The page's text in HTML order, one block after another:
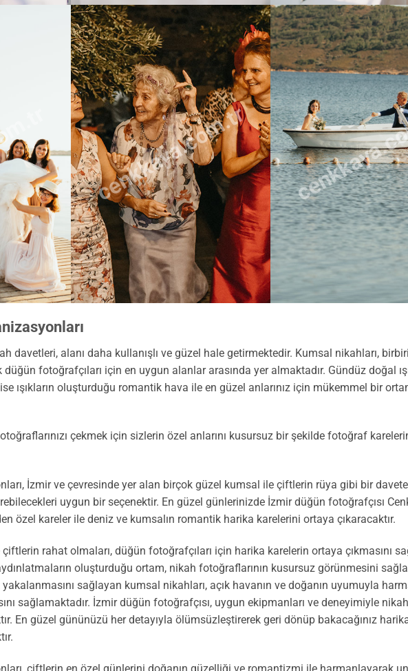
cenkkaya.com.tr
davetleri, alanı daha kullanışlı ve güzel hale getirmektedir. Kumsal nikahları,
fotoğrafçıları için en uygun alanlar arasında yer almaktadır. Gündüz doğal
ışıkların oluşturduğu romantik hava ile en güzel anlarınız için mükemmel bir
çekmek için sizlerin özel anlarını kusursuz bir şekilde fotoğraf
İzmir ve çevresinde yer alan birçok güzel kumsal ile çiftlerin rüya gibi bir
uygun bir seçenektir. En güzel günlerinizde İzmir düğün fotoğrafçısı
özel kareler ile deniz ve kumsalın romantik harika karelerini ortaya çıkaracaktır.
rahat olmaları, düğün fotoğrafçıları için harika karelerin ortaya çıkmasını
oluşturduğu ortam, nikah fotoğraflarının kusursuz görünmesini
sağlayan kumsal nikahları, açık havanın ve doğanın uyumuyla
sağlamaktadır. İzmir düğün fotoğrafçısı, uygun ekipmanları ve deneyimiyle
En güzel gününüzü her detayıyla ölümsüzleştirerek geri dönüp bakacağınız
çiftlerin en özel günlerini doğanın güzelliği ve romantizmi ile harmanlayarak